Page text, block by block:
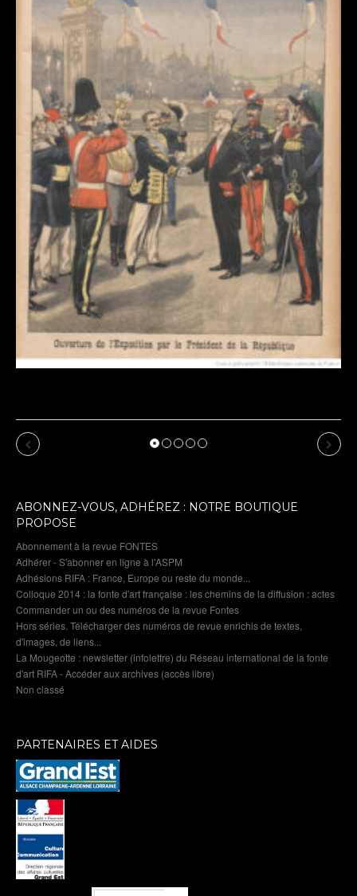
Revue de presse :
Dommartin-le-Franc
Previous Next
ABONNEZ-VOUS, ADHÉREZ : NOTRE BOUTIQUE
PROPOSE
Abonnement à la revue FONTES
Adhérer - S'abonner en ligne à l'ASPM
Adhésions RIFA : France, Europe ou reste du monde...
Colloque 2014 : la fonte d'art française : les chemins de la diffusion : actes
Commander un ou des numéros de la revue Fontes
Hors séries. Télécharger des numéros de revue enrichis de textes,
d'images, de liens...
La Mougeotte : newsletter (infolettre) du Réseau international de la fonte
d'art RIFA - Accéder aux archives (accès libre)
Non classé
PARTENAIRES ET AIDES